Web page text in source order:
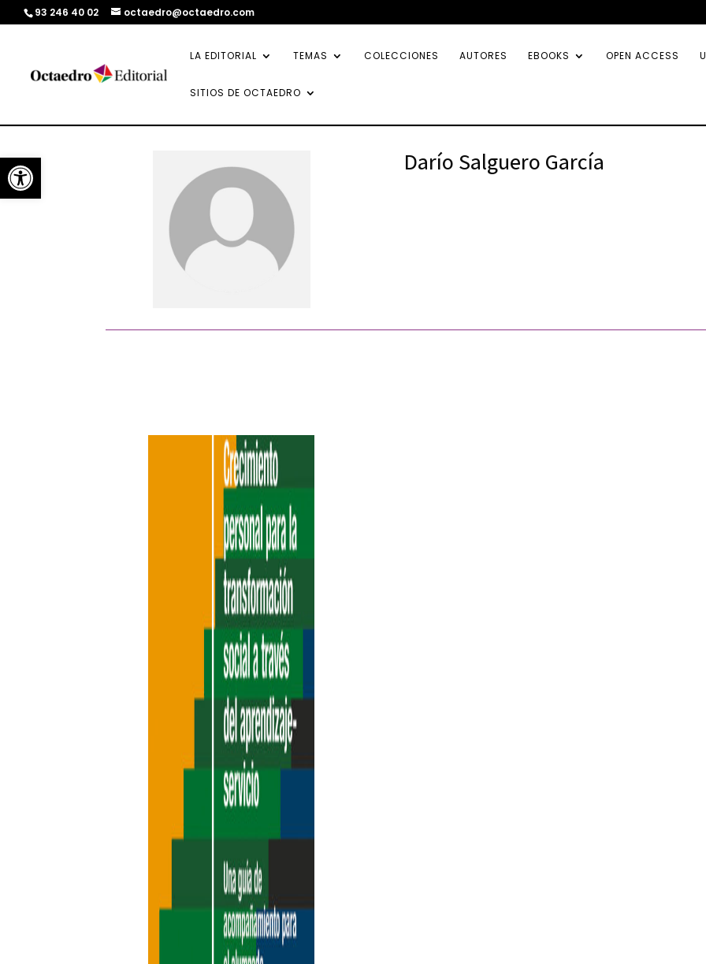
Abrir barra de herramientas
93 246 40 02 octaedro@octaedro.com
LA EDITORIAL TEMAS COLECCIONES AUTORES EBOOKS OPEN ACCESS
SITIOS DE OCTAEDRO
Darío Salguero García